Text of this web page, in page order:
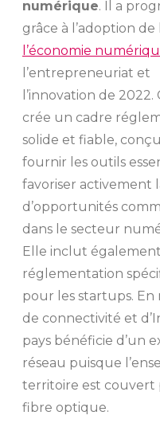
numérique. Il a
grâce à l’adoption de
l’économie
l’entrepreneuriat et
l’innovation de 2022.
crée un cadre
solide et fiable,
fournir les outils
favoriser activement
d’opportunités
dans le secteur
Elle inclut
réglementation
pour les startups. En
de connectivité et
pays bénéficie d’un
réseau puisque
territoire est couvert
fibre optique.